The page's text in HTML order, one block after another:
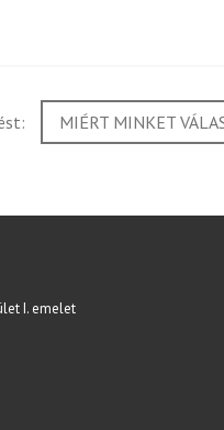
MIÉRT MINKET
I. emelet